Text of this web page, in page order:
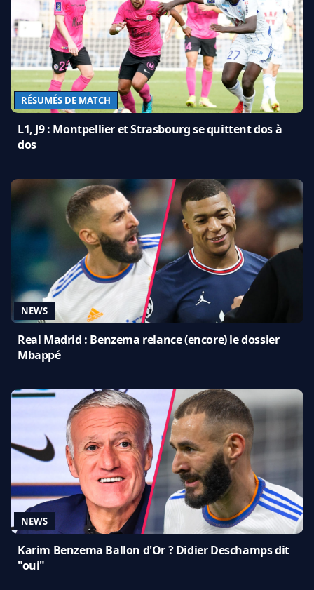
RÉSUMÉS DE MATCH
L1, J9 : Montpellier et Strasbourg se quittent dos à
dos
NEWS
Real Madrid : Benzema relance (encore) le dossier
Mbappé
NEWS
Karim Benzema Ballon d'Or ? Didier Deschamps dit
"oui"